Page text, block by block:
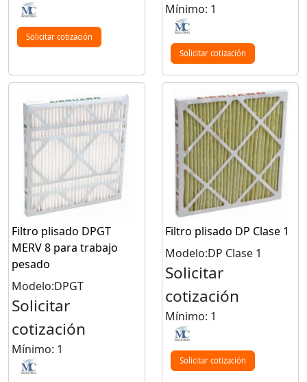
Solicitar cotización
Mínimo: 1
Solicitar cotización
Filtro plisado DPGT
MERV 8 para trabajo
pesado
Modelo:DPGT
Solicitar
cotización
Mínimo: 1
Filtro plisado DP Clase 1
Modelo:DP Clase 1
Solicitar
cotización
Mínimo: 1
Solicitar cotización